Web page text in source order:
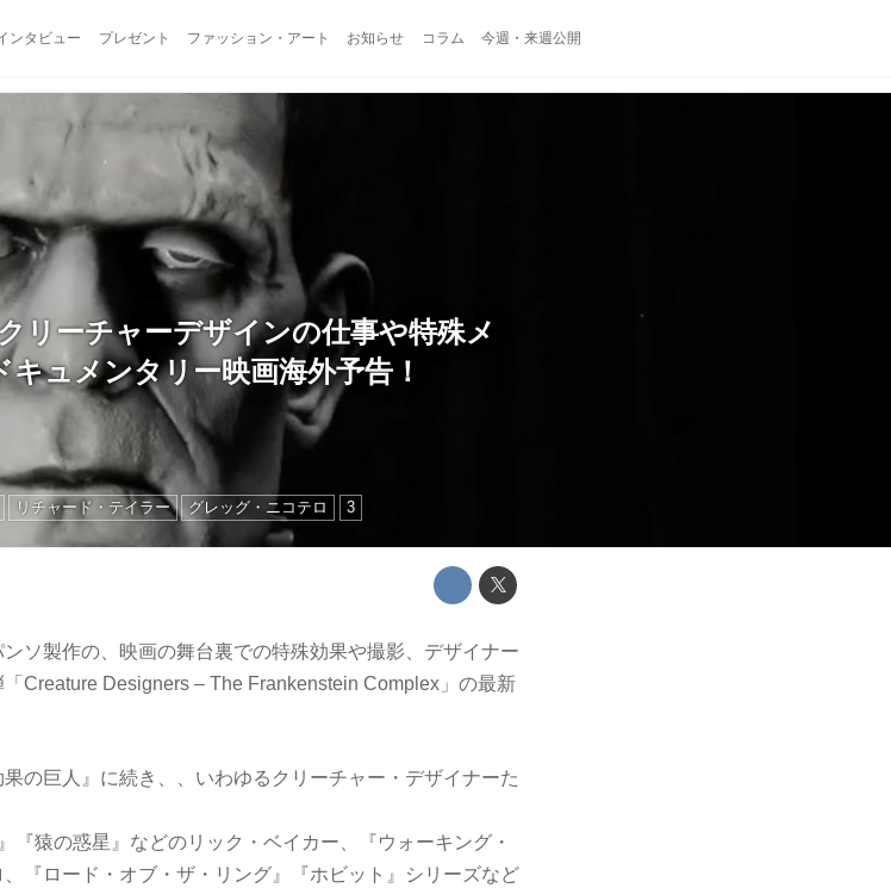
ンタビュー プレゼント ファッション・アート お知らせ コラム 今週・来週公開
リーチャーデザインの仕事や特殊メ
ュメンタリー映画海外予告！
リチャード・テイラー グレッグ・ニコテロ 3
ソ製作の、映画の舞台裏での特殊効果や撮影、デザイナー
Creature Designers – The Frankenstein Complex」の最新
の巨人』に続き、、いわゆるクリーチャー・デザイナーた
『猿の惑星』などのリック・ベイカー、『ウォーキング・
『ロード・オブ・ザ・リング』『ホビット』シリーズなど